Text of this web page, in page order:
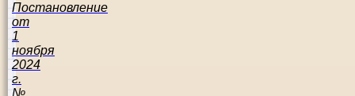
Постановление
от
1
ноября
2024
г.
№